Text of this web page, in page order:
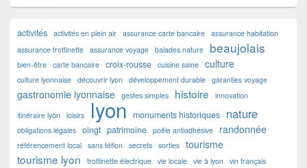
activités activités en plein air assurance carte bancaire assurance habitation
assurance trottinette assurance voyage balades nature beaujolais
bien-être carte bancaire croix-rousse cuisine saine culture
culture lyonnaise découvrir lyon développement durable garanties voyage
gastronomie lyonnaise gestes simples histoire
innovation
itinéraire lyon loisirs lyon monuments historiques nature
obligations légales oingt patrimoine poêle antiadhésive randonnée
référencement local sans téflon secrets sorties tourisme
tourisme lyon trottinette électrique vie locale vie à lyon vin français